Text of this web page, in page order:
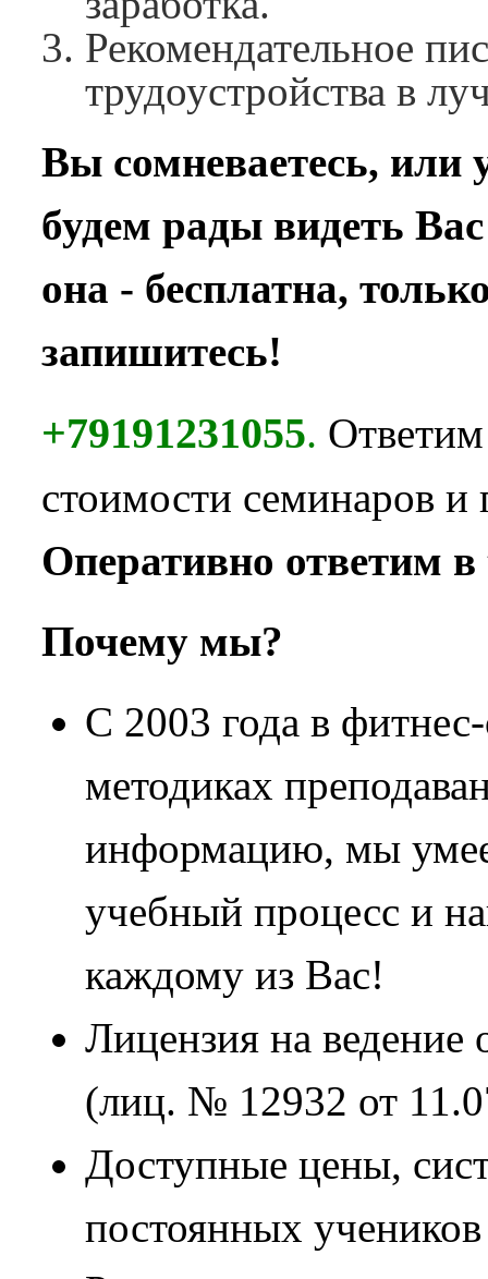
Рекомендательное
трудоустройства в
Вы сомневаетесь, или
будем рады видеть
она - бесплатна,
запишитесь!
+79191231055.
стоимости семинаров и
Оперативно ответим
Почему мы?
С 2003 года в
методиках
информацию, мы
учебный процесс и
каждому из Вас!
Лицензия на ведение
(лиц. № 12932 от
Доступные цены,
постоянных